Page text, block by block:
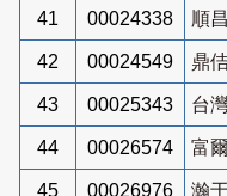
41 00024338 順
42 00024549 鼎
43 00025343 台
44 00026574 富
45 00026976 瀚